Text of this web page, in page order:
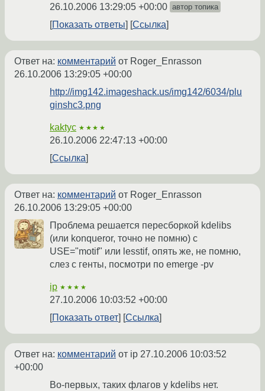
26.10.2006 13:29:05 +00:00 автор топика
Показать ответы Ссылка
Ответ на: комментарий от Roger_Enrasson
26.10.2006 13:29:05 +00:00
http://img142.imageshack.us/img142/6034/plu
ginshc3.png
kaktyc ★★★★
26.10.2006 22:47:13 +00:00
Ссылка
Ответ на: комментарий от Roger_Enrasson
26.10.2006 13:29:05 +00:00
Проблема решается пересборкой kdelibs
(или konqueror, точно не помню) с
USE="motif" или lesstif, опять же, не помню,
слез с генты, посмотри по emerge -pv
ip ★★★★
27.10.2006 10:03:52 +00:00
Показать ответ
Ссылка
Ответ на: комментарий от ip 27.10.2006 10:03:52
+00:00
Во-первых, таких флагов у kdelibs нет.